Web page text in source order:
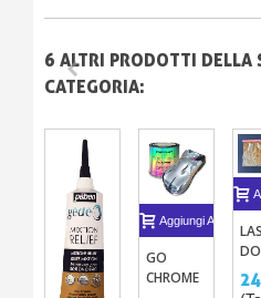
6 ALTRI PRODOTTI DELLA
CATEGORIA:
Aggiungi Al Carrello
GO
CHROME
-